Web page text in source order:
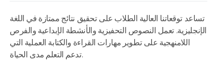
تساعد توقعاتنا العالية الطلاب على تحقيق نتائج ممتازة في اللغة
الإنجليزية. تعمل النصوص التحفيزية والأنشطة الإبداعية والفرص
اللامنهجية على تطوير مهارات القراءة والكتابة العملية التي
تدعم التعلم مدى الحياة.